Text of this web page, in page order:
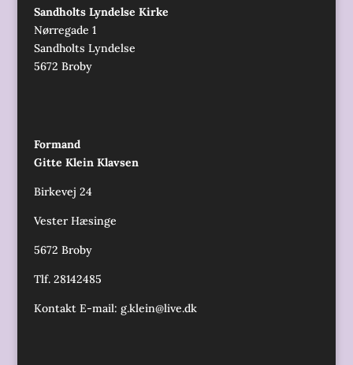
Sandholts Lyndelse Kirke
Nørregade 1
Sandholts Lyndelse
5672 Broby
Formand
Gitte Klein Klavsen
Birkevej 24
Vester Hæsinge
5672 Broby
Tlf. 28142485
Kontakt E-mail: g.klein@live.dk